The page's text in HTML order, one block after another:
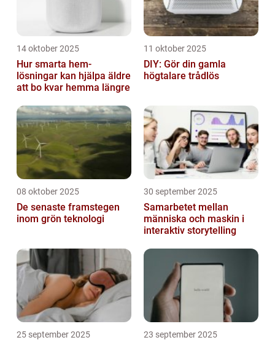
14 oktober 2025
Hur smarta hem-
lösningar kan hjälpa äldre
att bo kvar hemma längre
11 oktober 2025
DIY: Gör din gamla
högtalare trådlös
08 oktober 2025
De senaste framstegen
inom grön teknologi
30 september 2025
Samarbetet mellan
människa och maskin i
interaktiv storytelling
25 september 2025 23 september 2025